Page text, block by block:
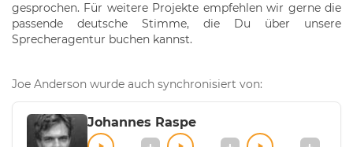
gesprochen. Für weitere Projekte empfehlen wir gerne die
passende deutsche Stimme, die Du über unsere
Sprecheragentur buchen kannst.
Joe Anderson wurde auch synchronisiert von:
Johannes Raspe